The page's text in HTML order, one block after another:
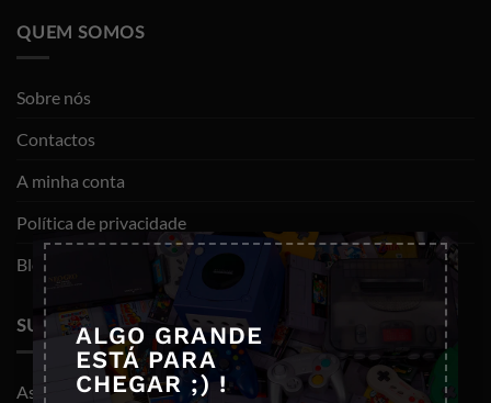
ALGO GRANDE
ESTÁ PARA
CHEGAR ;) !
×
QUEM SOMOS
Sobre nós
Contactos
A minha conta
Política de privacidade
Blog
SUPORTE
As minhas encomendas